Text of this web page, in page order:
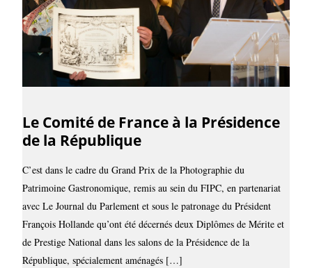
Le Comité de France à la Présidence
de la République
C’est dans le cadre du Grand Prix de la Photographie du
Patrimoine Gastronomique, remis au sein du FIPC, en partenariat
avec Le Journal du Parlement et sous le patronage du Président
François Hollande qu’ont été décernés deux Diplômes de Mérite et
de Prestige National dans les salons de la Présidence de la
République, spécialement aménagés […]